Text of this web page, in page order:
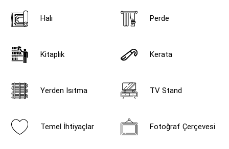
Halı Perde
Kitaplık Kerata
Yerden Isıtma TV Stand
Temel İhtiyaçlar Fotoğraf Çerçevesi